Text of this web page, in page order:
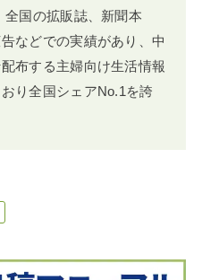
国の拡販誌、新聞本
などでの実績があり、中
布する主婦向け生活情報
り全国シェアNo.1を誇